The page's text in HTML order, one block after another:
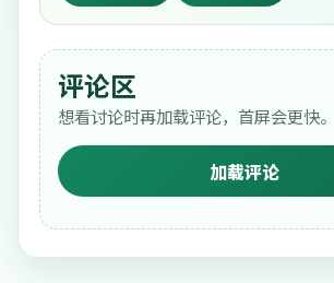
评论区
想看讨论时再加载评论，首屏会更快。
加载评论